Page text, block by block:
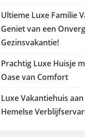
Ultieme Luxe Familie
Geniet van een
Gezinsvakantie!
Prachtig Luxe Huisje
Oase van Comfort
Luxe Vakantiehuis
Hemelse